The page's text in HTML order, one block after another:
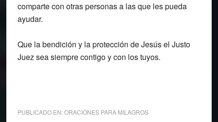
comparte con otras personas a las que les pueda
ayudar.
Que la bendición y la protección de Jesús el Justo
Juez sea siempre contigo y con los tuyos.
PUBLICADO EN:ORACIONES PARA MILAGROS